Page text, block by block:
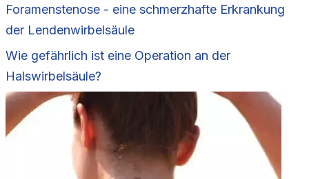
Foramenstenose - eine schmerzhafte Erkrankung
der Lendenwirbelsäule
Wie gefährlich ist eine Operation an der
Halswirbelsäule?